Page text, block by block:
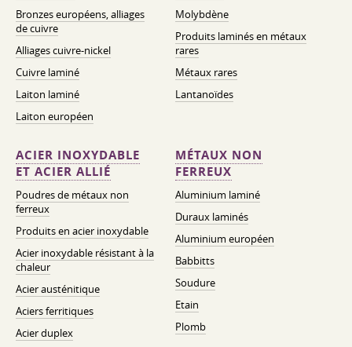
Bronzes européens, alliages
de cuivre
Alliages cuivre-nickel
Cuivre laminé
Laiton laminé
Laiton européen
Molybdène
Produits laminés en métaux
rares
Métaux rares
Lantanoïdes
ACIER INOXYDABLE
ET ACIER ALLIÉ
Poudres de métaux non
ferreux
Produits en acier inoxydable
Acier inoxydable résistant à la
chaleur
Acier austénitique
Aciers ferritiques
Acier duplex
MÉTAUX NON
FERREUX
Aluminium laminé
Duraux laminés
Aluminium européen
Babbitts
Soudure
Etain
Plomb